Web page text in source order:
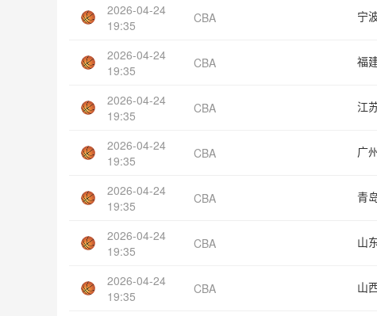
2026-04-24
19:35
CBA 宁
2026-04-24
19:35
CBA 福
2026-04-24
19:35
CBA 江
2026-04-24
19:35
CBA 广
2026-04-24
19:35
CBA 青
2026-04-24
19:35
CBA 山
2026-04-24
19:35
CBA 山